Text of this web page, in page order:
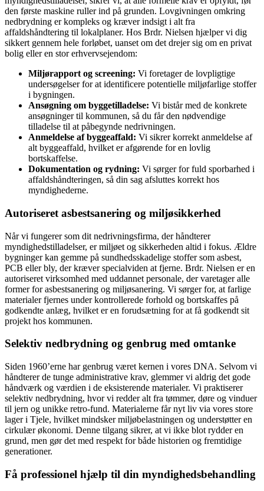
den første maskine ruller ind på grunden. Lovgivningen omkring
nedbrydning er kompleks og kræver indsigt i alt fra
affaldshåndtering til lokalplaner. Hos Brdr. Nielsen hjælper vi dig
sikkert gennem hele forløbet, uanset om det drejer sig om en privat
bolig eller en stor erhvervsejendom:
Miljørapport og screening: Vi foretager de lovpligtige
undersøgelser for at identificere potentielle miljøfarlige stoffer
i bygningen.
Ansøgning om byggetilladelse: Vi bistår med de konkrete
ansøgninger til kommunen, så du får den nødvendige
tilladelse til at påbegynde nedrivningen.
Anmeldelse af byggeaffald: Vi sikrer korrekt anmeldelse af
alt byggeaffald, hvilket er afgørende for en lovlig
bortskaffelse.
Dokumentation og rydning: Vi sørger for fuld sporbarhed i
affaldshåndteringen, så din sag afsluttes korrekt hos
myndighederne.
Autoriseret asbestsanering og miljøsikkerhed
Når vi fungerer som dit nedrivningsfirma, der håndterer
myndighedstilladelser, er miljøet og sikkerheden altid i fokus. Ældre
bygninger kan gemme på sundhedsskadelige stoffer som asbest,
PCB eller bly, der kræver specialviden at fjerne. Brdr. Nielsen er en
autoriseret virksomhed med uddannet personale, der varetager alle
former for asbestsanering og miljøsanering. Vi sørger for, at farlige
materialer fjernes under kontrollerede forhold og bortskaffes på
godkendte anlæg, hvilket er en forudsætning for at få godkendt sit
projekt hos kommunen.
Selektiv nedbrydning og genbrug med omtanke
Siden 1960’erne har genbrug været kernen i vores DNA. Selvom vi
håndterer de tunge administrative krav, glemmer vi aldrig det gode
håndværk og værdien i de eksisterende materialer. Vi praktiserer
selektiv nedbrydning, hvor vi redder alt fra tømmer, døre og vinduer
til jern og unikke retro-fund. Materialerne får nyt liv via vores store
lager i Tjele, hvilket mindsker miljøbelastningen og understøtter en
cirkulær økonomi. Denne tilgang sikrer, at vi ikke blot rydder en
grund, men gør det med respekt for både historien og fremtidige
generationer.
Få professionel hjælp til din myndighedsbehandling